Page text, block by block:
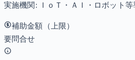
実施機関: ＩｏＴ・ＡＩ・ロボット
補助金額（上限）
要問合せ